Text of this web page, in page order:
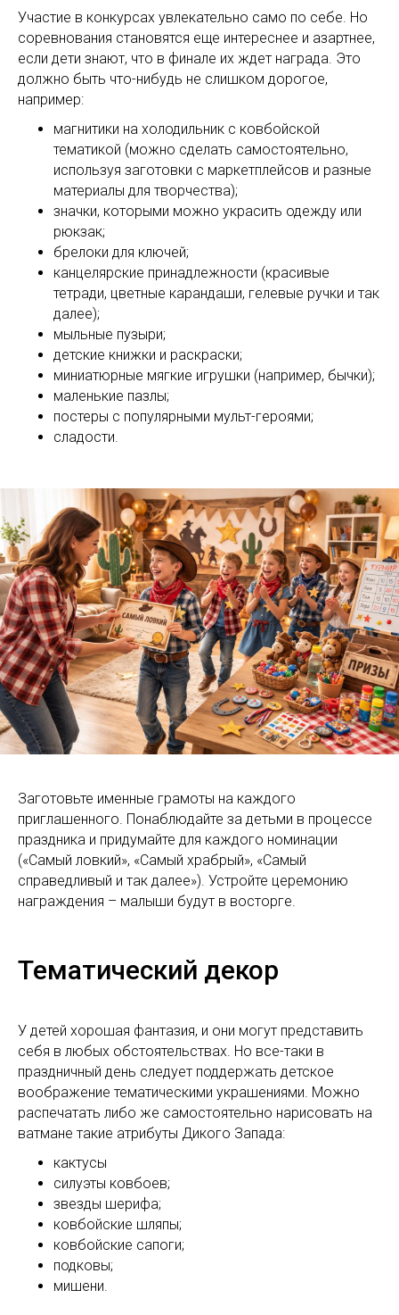
Участие в конкурсах увлекательно само по себе. Но
соревнования становятся еще интереснее и азартнее,
если дети знают, что в финале их ждет награда. Это
должно быть что-нибудь не слишком дорогое,
например:
магнитики на холодильник с ковбойской
тематикой (можно сделать самостоятельно,
используя заготовки с маркетплейсов и разные
материалы для творчества);
значки, которыми можно украсить одежду или
рюкзак;
брелоки для ключей;
канцелярские принадлежности (красивые
тетради, цветные карандаши, гелевые ручки и так
далее);
мыльные пузыри;
детские книжки и раскраски;
миниатюрные мягкие игрушки (например, бычки);
маленькие пазлы;
постеры с популярными мульт-героями;
сладости.
Заготовьте именные грамоты на каждого
приглашенного. Понаблюдайте за детьми в процессе
праздника и придумайте для каждого номинации
(«Самый ловкий», «Самый храбрый», «Самый
справедливый и так далее»). Устройте церемонию
награждения – малыши будут в восторге.
Тематический декор
У детей хорошая фантазия, и они могут представить
себя в любых обстоятельствах. Но все-таки в
праздничный день следует поддержать детское
воображение тематическими украшениями. Можно
распечатать либо же самостоятельно нарисовать на
ватмане такие атрибуты Дикого Запада:
кактусы
силуэты ковбоев;
звезды шерифа;
ковбойские шляпы;
ковбойские сапоги;
подковы;
мишени.